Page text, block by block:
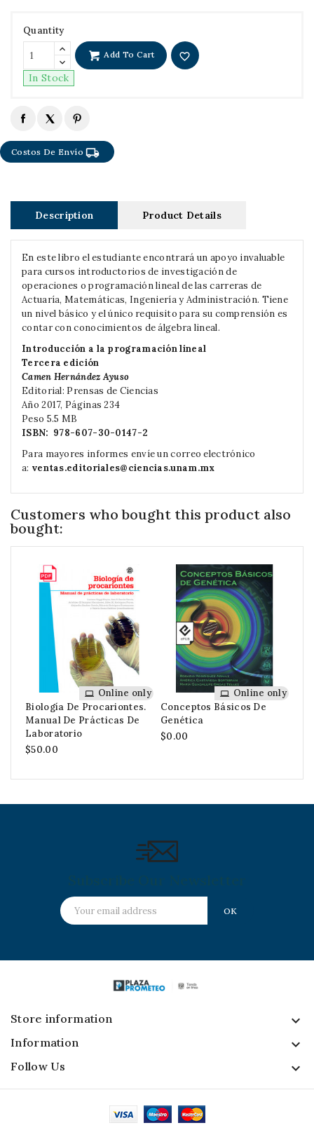
Quantity
Add To Cart favorite_border
In Stock
Costos De Envíolocal_shipping
Description Product Details
En este libro el estudiante encontrará un apoyo invaluable
para cursos introductorios de investigación de
operaciones o programación lineal de las carreras de
Actuaría, Matemáticas, Ingeniería y Administración. Tiene
un nivel básico y el único requisito para su comprensión es
contar con conocimientos de álgebra lineal.
Introducción a la programación lineal
Tercera edición
Camen Hernández Ayuso
Editorial: Prensas de Ciencias
Año 2017, Páginas 234
Peso 5.5 MB
ISBN: 978-607-30-0147-2
Para mayores informes envíe un correo electrónico
a: ventas.editoriales@ciencias.unam.mx
Customers who bought this product also
bought:
Biología De Procariontes.
Manual De Prácticas De
Laboratorio
$50.00
Online only
Conceptos Básicos De
Genética
$0.00
Online only
Store information keyboard_arrow_down
Information 
Follow Us 